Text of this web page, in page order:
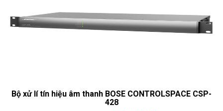
Bộ xử lí tín hiệu âm thanh BOSE CONTROLSPACE CSP-
428